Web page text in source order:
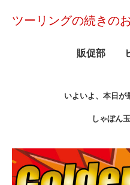
ツーリングの続きの
販促部 ヒ
いよいよ、本日が
しゃぼん